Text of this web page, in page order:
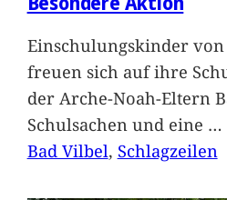
Einschulungskinder
freuen sich auf ihre
der Arche-Noah-Eltern
Schulsachen und eine …
Bad Vilbel, Schlagzeilen